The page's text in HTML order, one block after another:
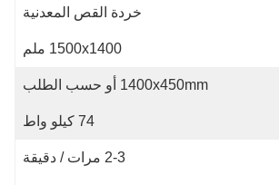
خردة القص المعدنية
1500x1400 ملم
1400x450mm أو حسب الطلب
74 كيلو واط
2-3 مرات / دقيقة